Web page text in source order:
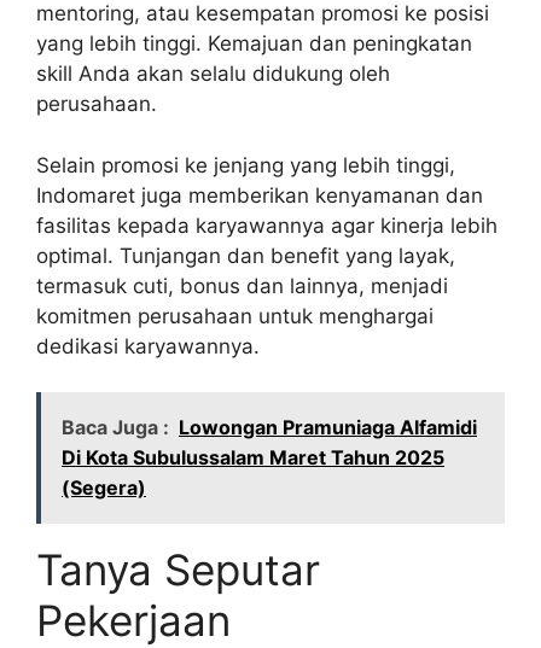
mentoring, atau kesempatan promosi ke posisi
yang lebih tinggi. Kemajuan dan peningkatan
skill Anda akan selalu didukung oleh
perusahaan.
Selain promosi ke jenjang yang lebih tinggi,
Indomaret juga memberikan kenyamanan dan
fasilitas kepada karyawannya agar kinerja lebih
optimal. Tunjangan dan benefit yang layak,
termasuk cuti, bonus dan lainnya, menjadi
komitmen perusahaan untuk menghargai
dedikasi karyawannya.
Baca Juga : Lowongan Pramuniaga Alfamidi
Di Kota Subulussalam Maret Tahun 2025
(Segera)
Tanya Seputar
Pekerjaan